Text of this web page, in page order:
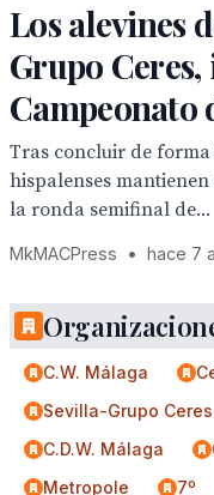
Los alevines
Grupo
Campeonato
Tras concluir de
hispalenses
la ronda semifinal de...
MkMACPress • hace 7
C.W. Málaga
Sevilla-Grupo Ceres
C.D.W. Málaga
Metropole
7º